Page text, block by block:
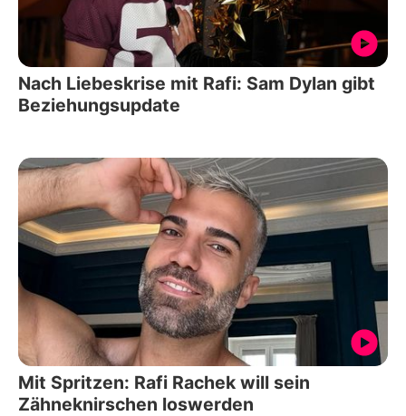
Nach Liebeskrise mit Rafi: Sam Dylan gibt
Beziehungsupdate
Mit Spritzen: Rafi Rachek will sein
Zähneknirschen loswerden